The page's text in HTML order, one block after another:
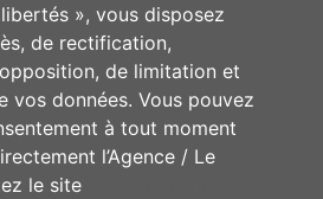
», vous disposez
de rectification,
de limitation et
vos données. Vous pouvez
à tout moment
l’Agence / Le
le site